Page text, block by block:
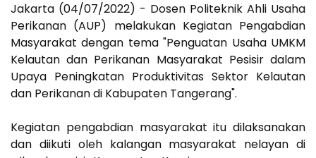
Jakarta (04/07/2022) - Dosen Politeknik Ahli Usaha
Perikanan (AUP) melakukan Kegiatan Pengabdian
Masyarakat dengan tema "Penguatan Usaha UMKM
Kelautan dan Perikanan Masyarakat Pesisir dalam
Upaya Peningkatan Produktivitas Sektor Kelautan
dan Perikanan di Kabupaten Tangerang".
Kegiatan pengabdian masyarakat itu dilaksanakan
dan diikuti oleh kalangan masyarakat nelayan di